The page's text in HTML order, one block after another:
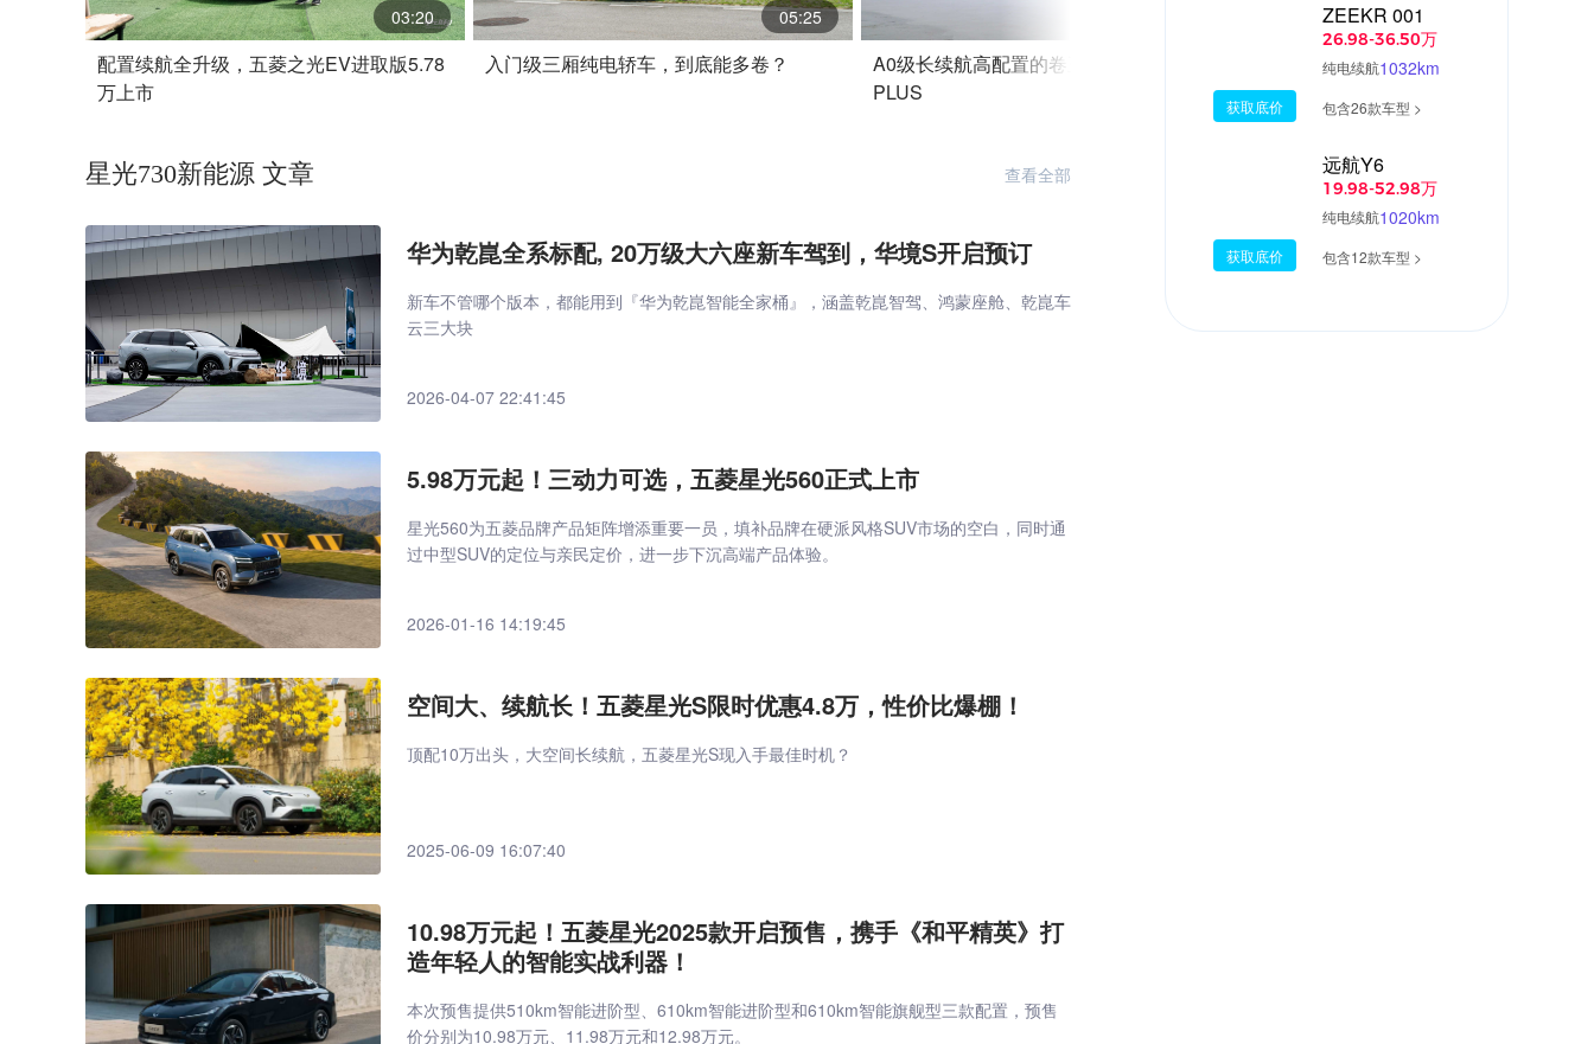
03:20
配置续航全升级，五菱之光EV进取版5.78
万上市
05:25
入门级三厢纯电轿车，到底能多卷？
A0级长续航高配置的卷王｜五菱缤果
PLUS
更适合年轻人的低油耗SUV，五菱星云
试
星光730新能源 文章 查看全部
华为乾崑全系标配, 20万级大六座新车驾到，华境S开启预订
新车不管哪个版本，都能用到『华为乾崑智能全家桶』，涵盖乾崑智驾、鸿蒙座舱、乾崑车
云三大块
2026-04-07 22:41:45
5.98万元起！三动力可选，五菱星光560正式上市
星光560为五菱品牌产品矩阵增添重要一员，填补品牌在硬派风格SUV市场的空白，同时通
过中型SUV的定位与亲民定价，进一步下沉高端产品体验。
2026-01-16 14:19:45
空间大、续航长！五菱星光S限时优惠4.8万，性价比爆棚！
顶配10万出头，大空间长续航，五菱星光S现入手最佳时机？
2025-06-09 16:07:40
10.98万元起！五菱星光2025款开启预售，携手《和平精英》打
造年轻人的智能实战利器！
本次预售提供510km智能进阶型、610km智能进阶型和610km智能旗舰型三款配置，预售
价分别为10.98万元、11.98万元和12.98万元。
获取底价
ZEEKR 001
26.98-36.50万
纯电续航1032km
包含26款车型 >
获取底价
远航Y6
19.98-52.98万
纯电续航1020km
包含12款车型 >